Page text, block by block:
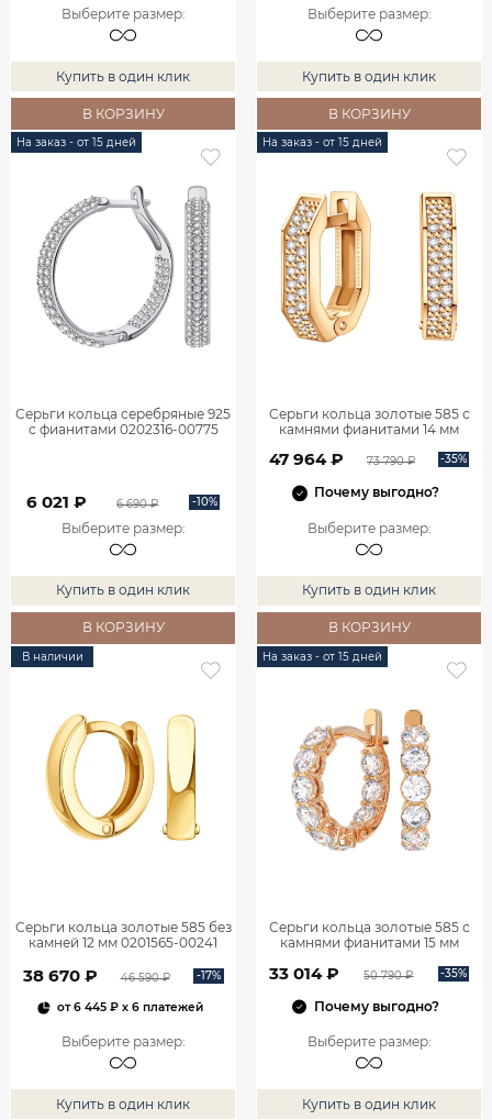
Выберите размер:
Купить в один клик
В КОРЗИНУ
Выберите размер:
Купить в один клик
В КОРЗИНУ
На заказ - от 15 дней
Серьги кольца серебряные 925
с фианитами 0202316-00775
6 021 ₽ 6 690 ₽ -10%
Выберите размер:
Купить в один клик
В КОРЗИНУ
На заказ - от 15 дней
Серьги кольца золотые 585 с
камнями фианитами 14 мм
47 964 ₽ 73 790 ₽ -35%
Почему выгодно?
Выберите размер:
Купить в один клик
В КОРЗИНУ
В наличии
Серьги кольца золотые 585 без
камней 12 мм 0201565-00241
38 670 ₽ 46 590 ₽ -17%
от6 445 ₽x 6 платежей
Выберите размер:
Купить в один клик
На заказ - от 15 дней
Серьги кольца золотые 585 с
камнями фианитами 15 мм
33 014 ₽ 50 790 ₽ -35%
Почему выгодно?
Выберите размер:
Купить в один клик